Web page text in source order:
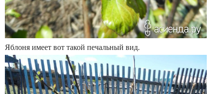
Яблоня имеет вот такой печальный вид.